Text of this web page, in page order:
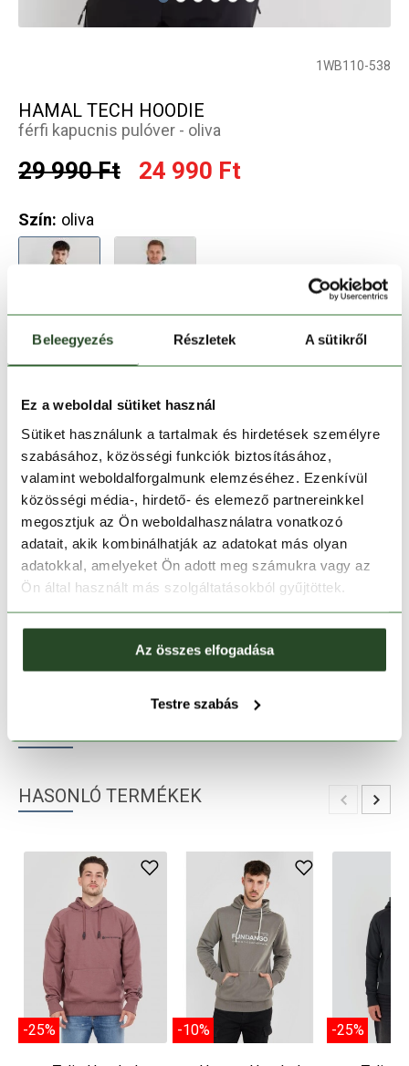
Beleegyezés Részletek A sütikről
Ez a weboldal sütiket használ
Sütiket használunk a tartalmak és hirdetések személyre
szabásához, közösségi funkciók biztosításához,
valamint weboldalforgalmunk elemzéséhez. Ezenkívül
közösségi média-, hirdető- és elemező partnereinkkel
megosztjuk az Ön weboldalhasználatra vonatkozó
adatait, akik kombinálhatják az adatokat más olyan
adatokkal, amelyeket Ön adott meg számukra vagy az
Ön által használt más szolgáltatásokból gyűjtöttek.
Az összes elfogadása
Testre szabás
1WB110-538
HAMAL TECH HOODIE
férfi kapucnis pulóver - oliva
29 990 Ft 24 990 Ft
Szín: oliva
Kosárba teszem
Melyik üzletben elérhető|Foglalás
30 napos visszaküldés
1-2 munkanapos szállítás
HASONLÓ TERMÉKEK
-25% -10% -25%